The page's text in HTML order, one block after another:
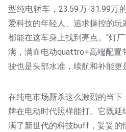
型纯电轿车，23.59万-31.99万
爱科技的年轻人、追求操控的玩
都能在这车身上找到亮点。“灯
满，满血电动quattro+高端配置
驶也是头部水准，续航和补能更
在纯电市场厮杀这么激烈的当
牌在电动时代照样能打。它既
满了新世代的科技buff，妥妥的